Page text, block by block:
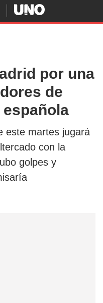
por una
de
este martes jugará
con la
golpes y